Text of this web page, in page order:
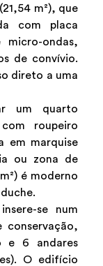
m²), que
com placa
ondas,
de convívio.
direto a uma
um quarto
roupeiro
em marquise
ou zona de
é moderno
se num
conservação,
e 6 andares
O edifício